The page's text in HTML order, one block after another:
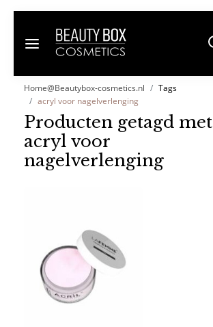
Home@Beautybox-cosmetics.nl
Tags
acryl voor nagelverlenging
Producten getagd met
acryl voor
nagelverlenging